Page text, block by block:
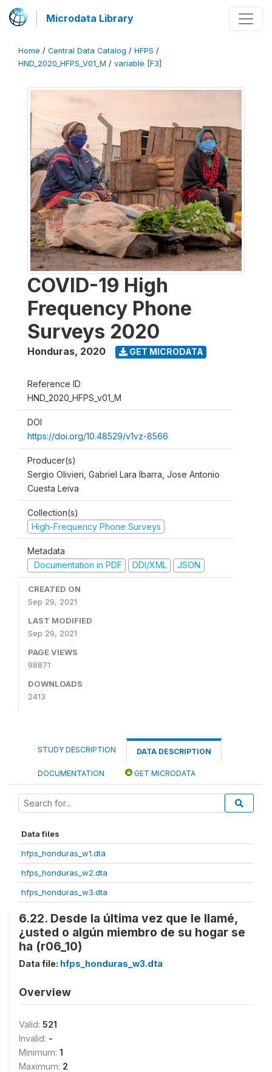
Microdata Library
Home / Central Data Catalog / HFPS /
HND_2020_HFPS_V01_M / variable [F3]
COVID-19 High
Frequency Phone
Surveys 2020
Honduras, 2020 GET MICRODATA
Reference ID
HND_2020_HFPS_v01_M
DOI
https://doi.org/10.48529/v1vz-8566
Producer(s)
Sergio Olivieri, Gabriel Lara Ibarra, Jose Antonio
Cuesta Leiva
Collection(s)
High-Frequency Phone Surveys
Metadata
Documentation in PDF
DDI/XML JSON
CREATED ON
Sep 29, 2021
LAST MODIFIED
Sep 29, 2021
PAGE VIEWS
98871
DOWNLOADS
2413
STUDY DESCRIPTION DATA DESCRIPTION
DOCUMENTATION GET MICRODATA
Data files
hfps_honduras_w1.dta
hfps_honduras_w2.dta
hfps_honduras_w3.dta
6.22. Desde la última vez que le llamé,
¿usted o algún miembro de su hogar se
ha (r06_10)
Data file: hfps_honduras_w3.dta
Overview
Valid: 521
Invalid: -
Minimum: 1
Maximum: 2